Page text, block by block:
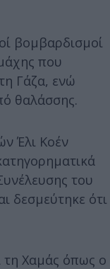
βομβαρδισμοί
που
Γάζα, ενώ
θαλάσσης.
Έλι Κοέν
του
δεσμεύτηκε ότι
τη Χαμάς όπως ο